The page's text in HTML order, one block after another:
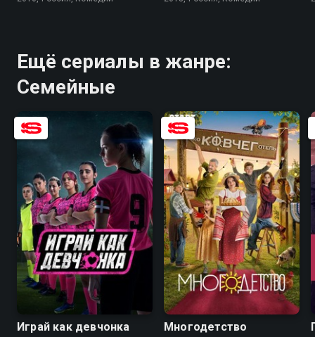
Ещё сериалы в жанре:
Семейные
8.7 7.6
Играй как девчонка
8.0 6.9
Многодетство